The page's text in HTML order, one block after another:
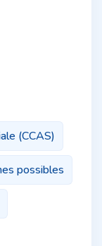
(CCAS)
possibles